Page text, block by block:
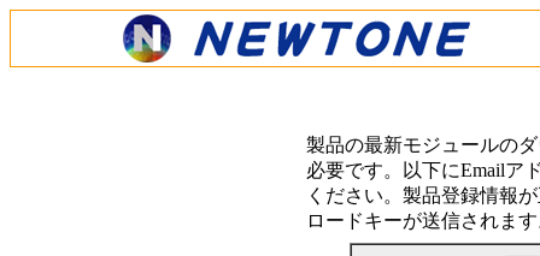
製品の最新モジュールの
必要です。以下にEmailア
ください。製品登録情報
ロードキーが送信されま